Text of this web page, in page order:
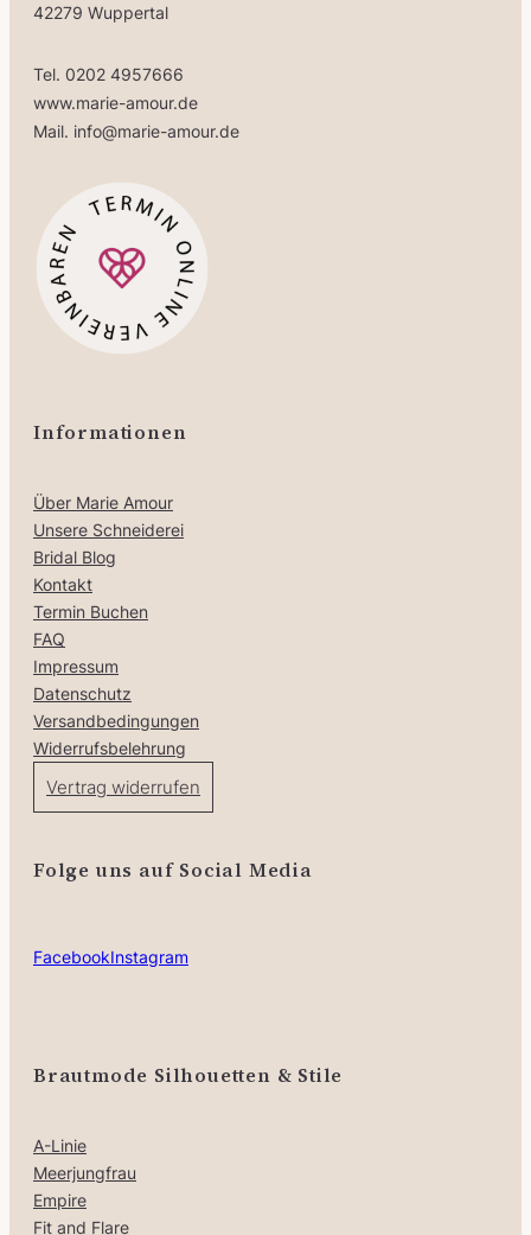
42279 Wuppertal
Tel. 0202 4957666
www.marie-amour.de
Mail. info@marie-amour.de
Informationen
Über Marie Amour
Unsere Schneiderei
Bridal Blog
Kontakt
Termin Buchen
FAQ
Impressum
Datenschutz
Versandbedingungen
Widerrufsbelehrung
Vertrag widerrufen
Folge uns auf Social Media
FacebookInstagram
Brautmode Silhouetten & Stile
A-Linie
Meerjungfrau
Empire
Fit and Flare